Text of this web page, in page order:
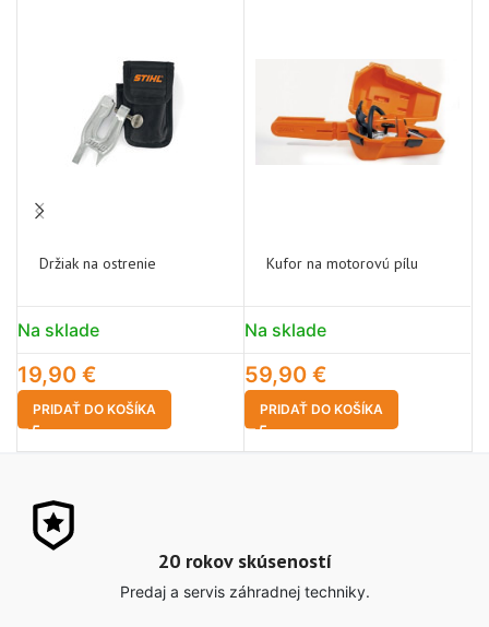
Držiak na ostrenie
Na sklade
19,90 €
PRIDAŤ DO KOŠÍKA
Kufor na motorovú pílu
Na sklade
59,90 €
PRIDAŤ DO KOŠÍKA
20 rokov skúseností
Predaj a servis záhradnej techniky.